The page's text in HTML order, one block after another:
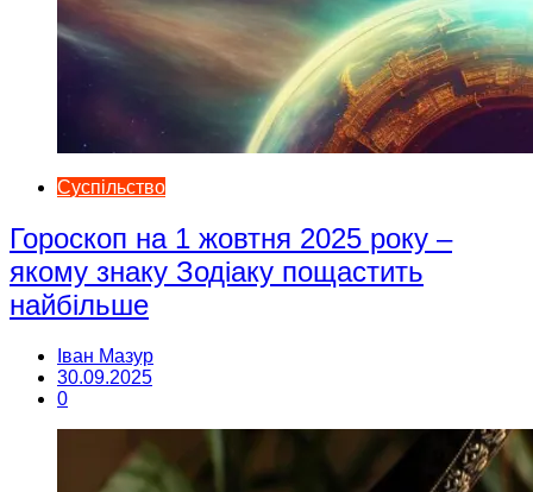
Суспільство
Гороскоп на 1 жовтня 2025 року –
якому знаку Зодіаку пощастить
найбільше
Іван Мазур
30.09.2025
0